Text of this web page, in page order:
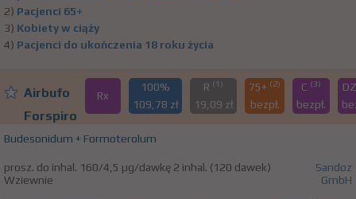
2) Pacjenci 65+
3) Kobiety w ciąży
4) Pacjenci do ukończenia 18 roku życia
Airbufo
Forspiro
Rx
100%
109,78 zł
R (1)
19,09 zł
75+ (2)
bezpł.
C (3)
bezpł.
Budesonidum + Formoterolum
prosz. do inhal. 160/4,5 µg/dawkę 2 inhal. (120 dawek)
Wziewnie
Sandoz
GmbH